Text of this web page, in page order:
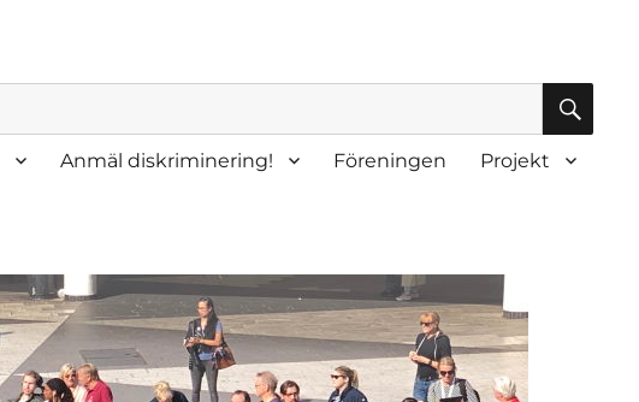
SÖK
Anmäl diskriminering! Föreningen Projekt